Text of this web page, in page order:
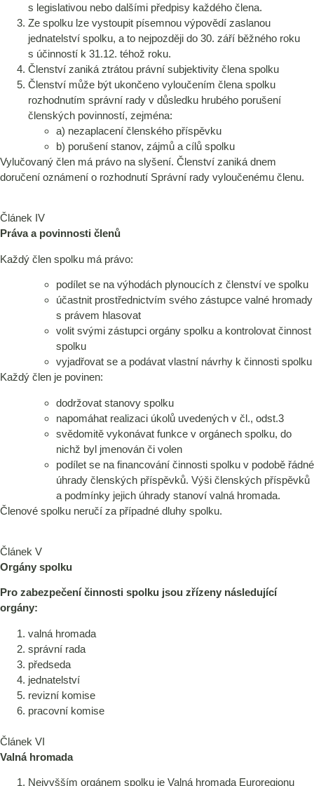
s legislativou nebo dalšími předpisy každého člena.
Ze spolku lze vystoupit písemnou výpovědí zaslanou
jednatelství spolku, a to nejpozději do 30. září běžného roku
s účinností k 31.12. téhož roku.
Členství zaniká ztrátou právní subjektivity člena spolku
Členství může být ukončeno vyloučením člena spolku
rozhodnutím správní rady v důsledku hrubého porušení
členských povinností, zejména:
a) nezaplacení členského příspěvku
b) porušení stanov, zájmů a cílů spolku
Vylučovaný člen má právo na slyšení. Členství zaniká dnem
doručení oznámení o rozhodnutí Správní rady vyloučenému členu.
Článek IV
Práva a povinnosti členů
Každý člen spolku má právo:
podílet se na výhodách plynoucích z členství ve spolku
účastnit prostřednictvím svého zástupce valné hromady
s právem hlasovat
volit svými zástupci orgány spolku a kontrolovat činnost
spolku
vyjadřovat se a podávat vlastní návrhy k činnosti spolku
Každý člen je povinen:
dodržovat stanovy spolku
napomáhat realizaci úkolů uvedených v čl., odst.3
svědomitě vykonávat funkce v orgánech spolku, do
nichž byl jmenován či volen
podílet se na financování činnosti spolku v podobě řádné
úhrady členských příspěvků. Výši členských příspěvků
a podmínky jejich úhrady stanoví valná hromada.
Členové spolku neručí za případné dluhy spolku.
Článek V
Orgány spolku
Pro zabezpečení činnosti spolku jsou zřízeny následující
orgány:
valná hromada
správní rada
předseda
jednatelství
revizní komise
pracovní komise
Článek VI
Valná hromada
Nejvyšším orgánem spolku je Valná hromada Euroregionu